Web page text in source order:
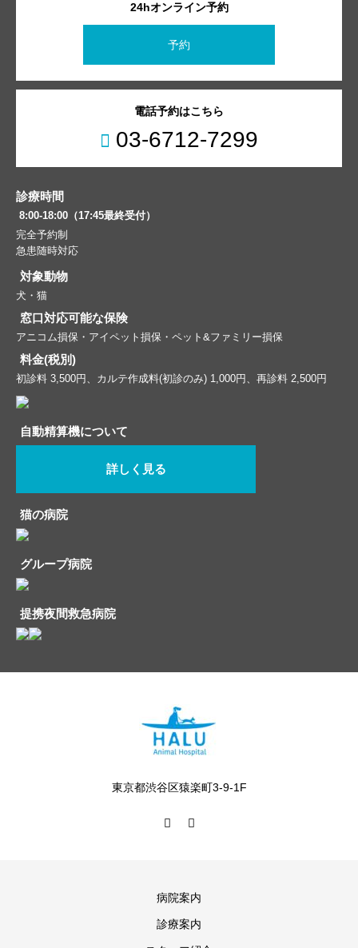
24hオンライン予約
予約
電話予約はこちら
03-6712-7299
診療時間
8:00-18:00（17:45最終受付）
完全予約制
急患随時対応
対象動物
犬・猫
窓口対応可能な保険
アニコム損保・アイペット損保・ペット&ファミリー損保
料金(税別)
初診料 3,500円、カルテ作成料(初診のみ) 1,000円、再診料 2,500円
自動精算機について
詳しく見る
猫の病院
グループ病院
提携夜間救急病院
東京都渋谷区猿楽町3-9-1F
病院案内
診療案内